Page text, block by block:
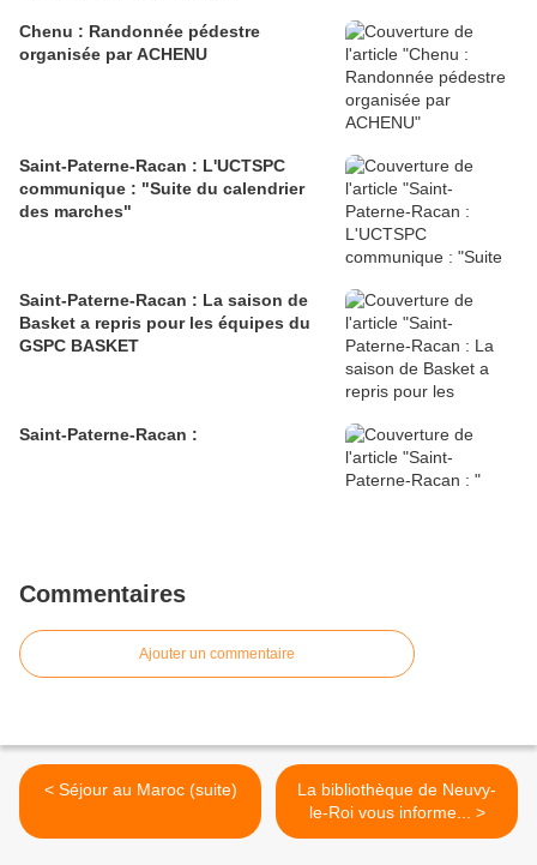
Chenu : Randonnée pédestre
organisée par ACHENU
Saint-Paterne-Racan : L'UCTSPC
communique : "Suite du calendrier
des marches"
Saint-Paterne-Racan : La saison de
Basket a repris pour les équipes du
GSPC BASKET
Saint-Paterne-Racan :
Commentaires
Ajouter un commentaire
< Séjour au Maroc (suite)
La bibliothèque de Neuvy-
le-Roi vous informe... >